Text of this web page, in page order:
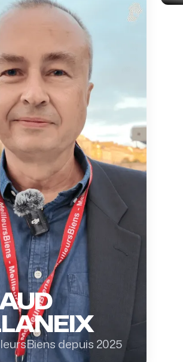
depuis 2025